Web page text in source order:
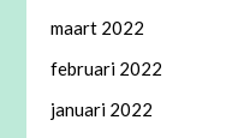
maart 2022
februari 2022
januari 2022